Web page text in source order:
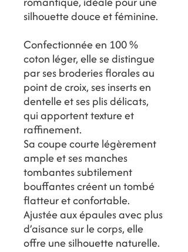
silhouette douce et féminine.
Confectionnée en 100 %
coton léger, elle se distingue
par ses broderies florales au
point de croix, ses inserts en
dentelle et ses plis délicats,
qui apportent texture et
raffinement.
Sa coupe courte légèrement
ample et ses manches
tombantes subtilement
bouffantes créent un tombé
flatteur et confortable.
Ajustée aux épaules avec plus
d’aisance sur le corps, elle
offre une silhouette naturelle.